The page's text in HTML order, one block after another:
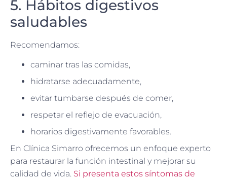
5. Hábitos digestivos
saludables
Recomendamos:
caminar tras las comidas,
hidratarse adecuadamente,
evitar tumbarse después de comer,
respetar el reflejo de evacuación,
horarios digestivamente favorables.
En Clínica Simarro ofrecemos un enfoque experto
para restaurar la función intestinal y mejorar su
calidad de vida. Si presenta estos síntomas de